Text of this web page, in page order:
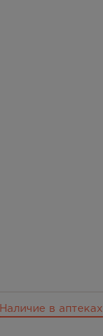
Наличие в аптеках